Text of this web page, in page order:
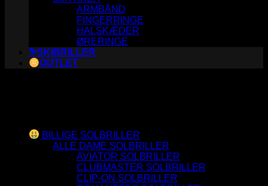
ARMBÅND
FINGERRINGE
HALSKÆDER
ØRERINGE
⛷️SKIBRILLER
OUTLET
BILLIGE SOLBRILLER
ALLE DAME SOLBRILLER
AVIATOR SOLBRILLER
CLUBMASTER SOLBRILLER
CLIP-ON SOLBRILLER